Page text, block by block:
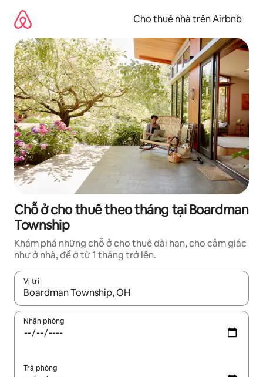
dung
Cho thuê nhà trên Airbnb
Chỗ ở cho thuê theo tháng tại Boardman
Township
Khám phá những chỗ ở cho thuê dài hạn, cho cảm giác
như ở nhà, để ở từ 1 tháng trở lên.
Vị trí
Khi có kết quả, hãy điều hướng bằng phím mũi tên lên và
Nhận phòng
Trả phòng